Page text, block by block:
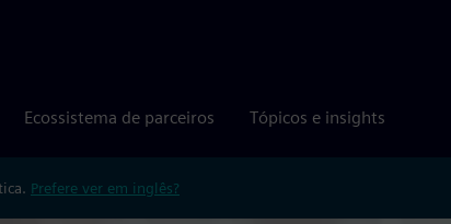
Ecossistema de parceiros Tópicos e insights
Prefere ver em inglês?